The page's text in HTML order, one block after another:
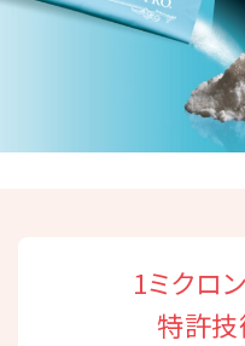
1ミクロ
特許技